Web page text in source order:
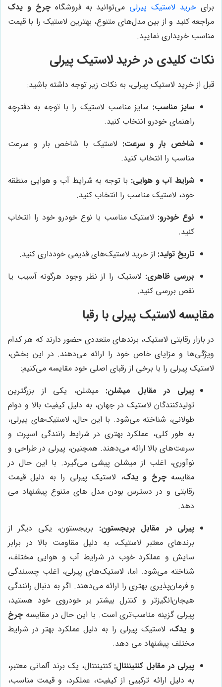
برای خرید لاستیک پیرلی می‌توانید به فروشگاهچرخ و یدک
مراجعه کنید و از بین مدل‌های متنوع، بهترین لاستیک را با قیمت
مناسب خریداری نمایید.
نکات کلیدی در خرید لاستیک پیرلی
قبل از خرید لاستیک پیرلی، به نکات زیر توجه داشته باشید:
سایز مناسب: سایز مناسب لاستیک را با توجه به دفترچه
راهنمای خودرو انتخاب کنید.
شاخص بار و سرعت: لاستیک با شاخص بار و سرعت
مناسب را انتخاب کنید.
شرایط آب و هوایی: با توجه به شرایط آب و هوایی منطقه
خود، لاستیک مناسب را انتخاب کنید.
نوع خودرو: لاستیک مناسب با نوع خودرو خود را انتخاب
کنید.
تاریخ تولید: از خرید لاستیک‌های قدیمی خودداری کنید.
بررسی ظاهری: لاستیک را از نظر وجود هرگونه آسیب یا
نقص بررسی کنید.
مقایسه لاستیک پیرلی با رقبا
در بازار رقابتی لاستیک، برندهای متعددی حضور دارند که هر کدام
ویژگی‌ها و مزایای خاص خود را ارائه می‌دهند. در این بخش،
لاستیک پیرلی را با برخی از رقبای اصلی خود مقایسه می‌کنیم:
پیرلی در مقابل میشلن: میشلن، یکی از بزرگترین
تولیدکنندگان لاستیک در جهان، به دلیل کیفیت بالا و دوام
طولانی، شناخته می‌شود. با این حال، لاستیک‌های پیرلی،
به طور کلی، عملکرد بهتری در شرایط رانندگی اسپرت و
سرعت‌های بالا ارائه می‌دهند. همچنین، پیرلی در طراحی و
نوآوری، اغلب از میشلن پیشی می‌گیرد. با این حال در
مقایسهچرخ و یدک، لاستیک پیرلی را به دلیل قیمت
رقابتی و در دسترس بودن مدل های متنوع پیشنهاد می
دهد.
پیرلی در مقابل بریجستون: بریجستون، یکی دیگر از
برندهای معتبر لاستیک، به دلیل مقاومت بالا در برابر
سایش و عملکرد خوب در شرایط آب و هوایی مختلف،
شناخته می‌شود. اما، لاستیک‌های پیرلی، اغلب چسبندگی
و فرمان‌پذیری بهتری را ارائه می‌دهند. اگر به دنبال رانندگی
هیجان‌انگیزتر و کنترل بیشتر بر خودروی خود هستید،
پیرلی گزینه مناسب‌تری است. با این حال در مقایسه چرخ
و یدک، لاستیک پیرلی را به دلیل عملکرد بهتر در شرایط
مختلف پیشنهاد می دهد.
پیرلی در مقابل کنتیننتال: کنتیننتال، یک برند آلمانی معتبر،
به دلیل ارائه ترکیبی از کیفیت، عملکرد، و قیمت مناسب،